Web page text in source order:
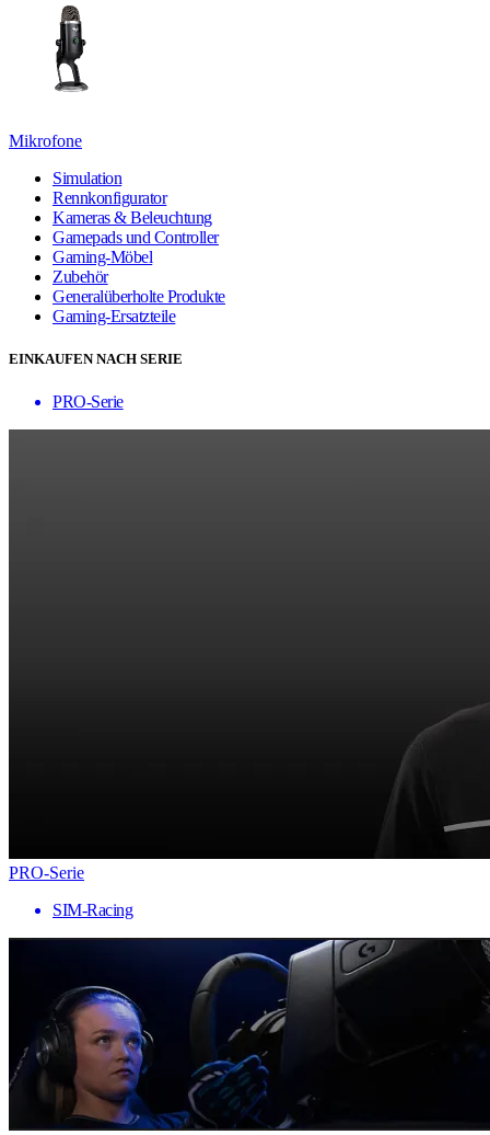
Mikrofone
Simulation
Rennkonfigurator
Kameras & Beleuchtung
Gamepads und Controller
Gaming-Möbel
Zubehör
Generalüberholte Produkte
Gaming-Ersatzteile
EINKAUFEN NACH SERIE
PRO-Serie
PRO-Serie
SIM-Racing